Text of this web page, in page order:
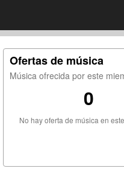
Ofertas de música
Música ofrecida por este
0
No hay oferta de música en